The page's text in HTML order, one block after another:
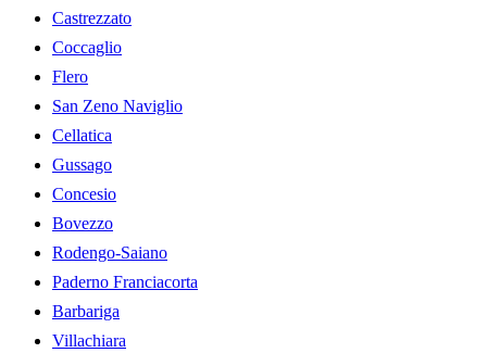
Castrezzato
Coccaglio
Flero
San Zeno Naviglio
Cellatica
Gussago
Concesio
Bovezzo
Rodengo-Saiano
Paderno Franciacorta
Barbariga
Villachiara